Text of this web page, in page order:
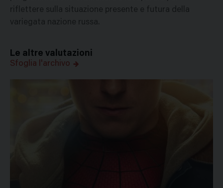
riflettere sulla situazione presente e futura della
variegata nazione russa.
Le altre valutazioni
Sfoglia l'archivo